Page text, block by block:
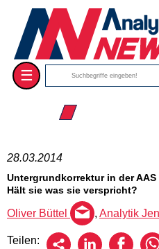
☰
☰ 2014
28.03.2014
Untergrundkorrektur in der AAS
Hält sie was sie verspricht?
Oliver Büttel , Analytik
Teilen: